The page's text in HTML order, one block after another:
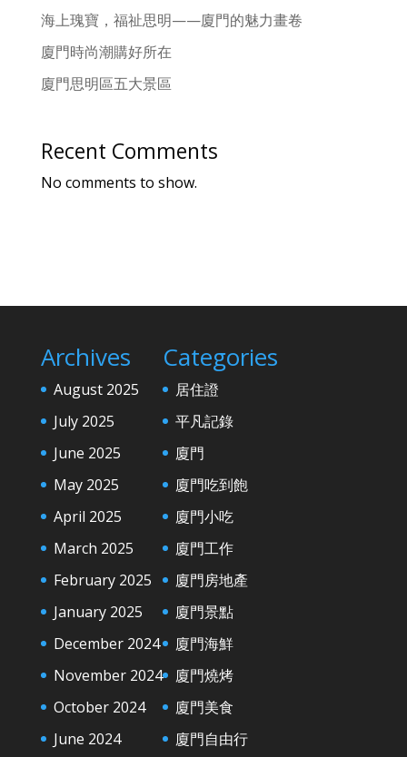
海上瑰寶，福祉思明——廈門的魅力畫卷
廈門時尚潮購好所在
廈門思明區五大景區
Recent Comments
No comments to show.
Archives
August 2025
July 2025
June 2025
May 2025
April 2025
March 2025
February 2025
January 2025
December 2024
November 2024
October 2024
June 2024
Categories
居住證
平凡記錄
廈門
廈門吃到飽
廈門小吃
廈門工作
廈門房地產
廈門景點
廈門海鮮
廈門燒烤
廈門美食
廈門自由行